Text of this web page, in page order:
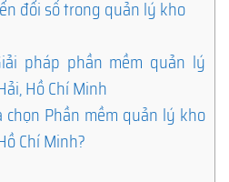
đổi số trong quản lý kho
pháp phần mềm quản lý
Hồ Chí Minh
chọn Phần mềm quản lý kho
Chí Minh?